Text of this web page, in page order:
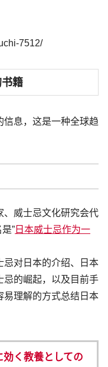
7512/
籍
息，这是一种全球趋
、威士忌文化研究会代
” 日本威士忌作为一
忌对日本的介绍、日本
忌的崛起，以及目前手
易理解的方式总结日本
効く教養としての